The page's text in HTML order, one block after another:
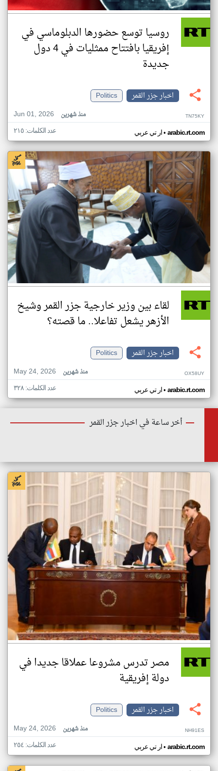
روسيا توسع حضورها الدبلوماسي في
إفريقيا بافتتاح ممثليات في 4 دول
جديدة
اخبار جزر القمر
Politics
Jun 01, 2026
منذ شهرين TN75KY
ار تي عربي• arabic.rt.com عدد الكلمات: ٢١٥
لقاء بين وزير خارجية جزر القمر وشيخ
الأزهر يشعل تفاعلا.. ما قصته؟
اخبار جزر القمر
Politics
May 24, 2026
منذ شهرين OX58UY
ار تي عربي• arabic.rt.com عدد الكلمات: ٣٢٨
أخر ساعة في اخبار جزر القمر
مصر تدرس مشروعا عملاقا جديدا في
دولة إفريقية
اخبار جزر القمر
Politics
May 24, 2026
منذ شهرين NH91ES
ار تي عربي• arabic.rt.com عدد الكلمات: ٢٥٤